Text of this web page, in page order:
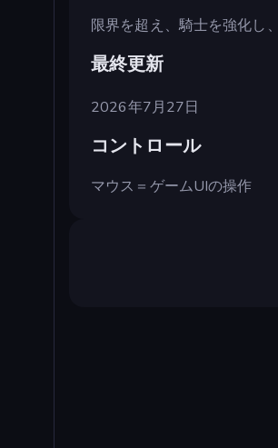
限界を超え、騎士を強化し
最終更新
2026年7月27日
コントロール
マウス＝ゲームUIの操作